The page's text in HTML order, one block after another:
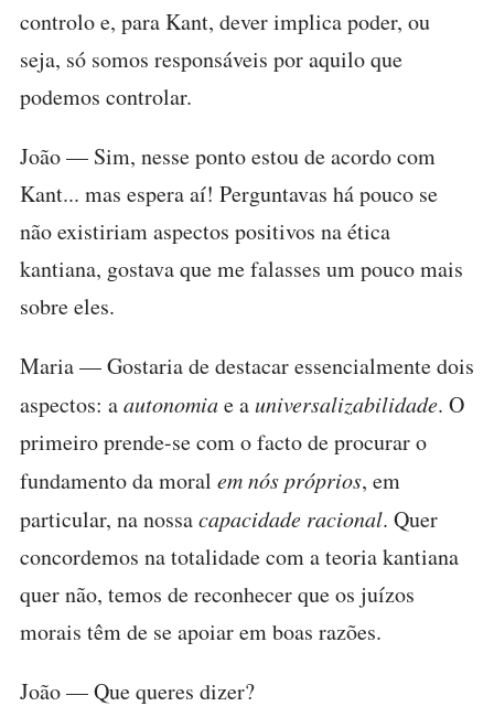
controlo e, para Kant, dever implica poder, ou
seja, só somos responsáveis por aquilo que
podemos controlar.
João — Sim, nesse ponto estou de acordo com
Kant... mas espera aí! Perguntavas há pouco se
não existiriam aspectos positivos na ética
kantiana, gostava que me falasses um pouco mais
sobre eles.
Maria — Gostaria de destacar essencialmente dois
aspectos: aautonomiae auniversalizabilidade. O
primeiro prende-se com o facto de procurar o
fundamento da moral em nós próprios, em
particular, na nossacapacidade racional. Quer
concordemos na totalidade com a teoria kantiana
quer não, temos de reconhecer que os juízos
morais têm de se apoiar em boas razões.
João — Que queres dizer?